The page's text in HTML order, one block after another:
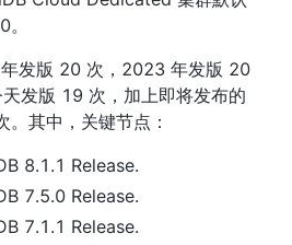
发版 20 次，2023 年发版 20
发版 19 次，加上即将发布的
其中，关键节点：
8.1.1 Release.
7.5.0 Release.
7.1.1 Release.